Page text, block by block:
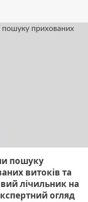
пошуку
витоків та
лічильник на
огляд